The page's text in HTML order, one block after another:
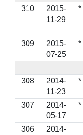
310
2015-
11-29
*
309
2015-
07-25
*
308
2014-
11-23
*
307
2014-
05-17
*
306
2014-